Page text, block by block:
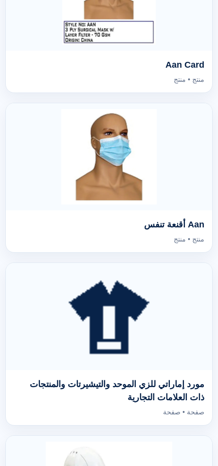
Aan Card
منتج • منتج
Aan أقنعة تنفس
منتج • منتج
مورد إماراتي للزي الموحد والتيشيرتات والمنتجات
ذات العلامات التجارية
صفحة • صفحة